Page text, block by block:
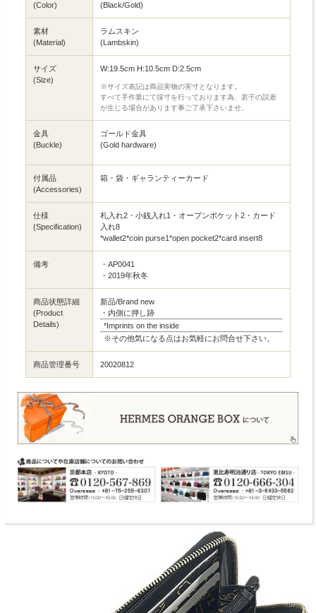
(Color)
(Black/Gold)
素材
(Material)
ラムスキン
(Lambskin)
サイズ
(Size)
W:19.5cm H:10.5cm D:2.5cm
※サイズ表記は商品実物の実寸となります。
すべて手作業にて採寸を行っております為、若干の誤差
が生じる場合があります事ご了承下さいませ。
金具
(Buckle)
ゴールド金具
(Gold hardware)
付属品
(Accessories)
箱・袋・ギャランティーカード
仕様
(Specification)
札入れ2・小銭入れ1・オープンポケット2・カード
入れ8
*wallet2*coin purse1*open pocket2*card insert8
備考
・AP0041
・2019年秋冬
商品状態詳細
(Product
Details)
新品/Brand new
・内側に押し跡
*Imprints on the inside
※その他気になる点はお気軽にお問合せ下さい。
商品管理番号 20020812